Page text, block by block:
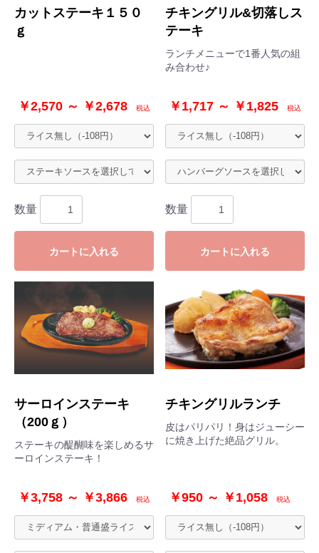
カットステーキ１５０
ｇ
￥2,570 ～ ￥2,678 税込
数量
カートに入れる
チキングリル&切落しス
テーキ
ランチメニューで1番人気の組
み合わせ♪
￥1,717 ～ ￥1,825 税込
数量
カートに入れる
サーロインステーキ
（200ｇ）
ステーキの醍醐味を楽しめるサ
ーロインステーキ！
￥3,758 ～ ￥3,866 税込
チキングリルランチ
皮はパリパリ！身はジューシー
に焼き上げた絶品グリル。
￥950 ～ ￥1,058 税込